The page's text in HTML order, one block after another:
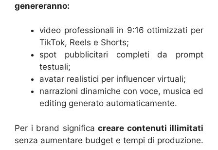
genereranno:
video professionali in 9:16 ottimizzati per
TikTok, Reels e Shorts;
spot pubblicitari completi da prompt
testuali;
avatar realistici per influencer virtuali;
narrazioni dinamiche con voce, musica ed
editing generato automaticamente.
Per i brand significa creare contenuti illimitati
senza aumentare budget e tempi di produzione.